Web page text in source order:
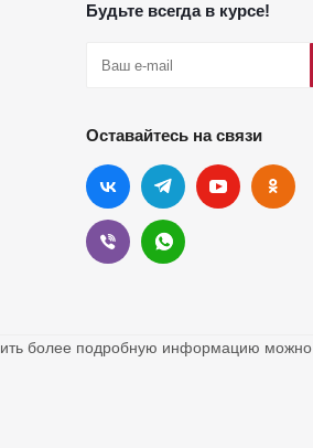
Будьте всегда в курсе!
Оставайтесь на связи
более подробную информацию можно